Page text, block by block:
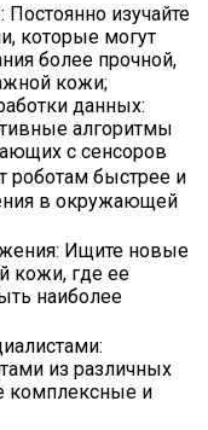
изучайте
которые могут
более прочной,
кожи;
данных:
алгоритмы
с сенсоров
роботам быстрее и
в окружающей
Ищите новые
кожи, где ее
наиболее
из различных
комплексные и